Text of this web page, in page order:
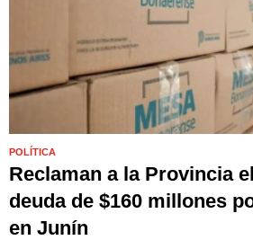
POLÍTICA
Reclaman a la Provincia
deuda de $160 millones
en Junín